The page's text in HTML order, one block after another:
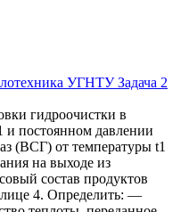
УГНТУ Задача 2
гидроочистки в
и постоянном давлении
(ВСГ) от температуры t1
на выходе из
состав продуктов
4. Определить: —